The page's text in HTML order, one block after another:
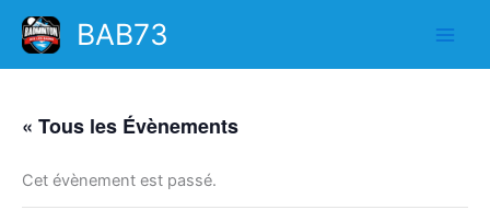
Aller
contenu
BAB73
« Tous les Évènements
Cet évènement est passé.